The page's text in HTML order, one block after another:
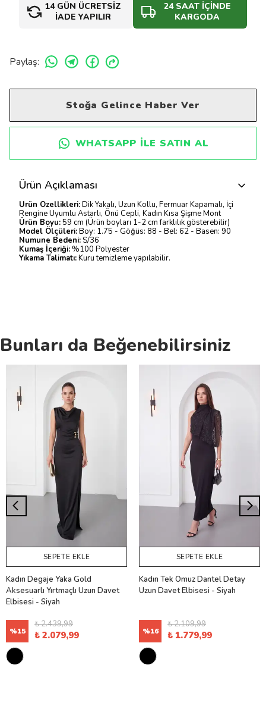
14 GÜN ÜCRETSİZ
İADE YAPILIR
24 SAAT İÇİNDE
KARGODA
Paylaş:
Stoğa Gelince Haber Ver
WHATSAPP ILE SATIN AL
Ürün Açıklaması
Ürün Özellikleri:Dik Yakalı, Uzun Kollu, Fermuar Kapamalı, İçi
Rengine Uyumlu Astarlı, Önü Cepli, Kadın Kısa Şişme Mont
Ürün Boyu:59 cm (Ürün boyları 1-2 cm farklılık gösterebilir)
Model Ölçüleri:Boy: 1.75 - Göğüs: 88 - Bel: 62 - Basen: 90
Numune Bedeni: S/36
Kumaş İçeriği: %100 Polyester
Yıkama Talimatı:Kuru temizleme yapılabilir.
Bunları da Beğenebilirsiniz
SEPETE EKLE
Kadın Degaje Yaka Gold
Aksesuarlı Yırtmaçlı Uzun Davet
Elbisesi - Siyah
%15
₺ 2.439,99
₺ 2.079,99
SEPETE EKLE
Kadın Tek Omuz Dantel Detay
Uzun Davet Elbisesi - Siyah
%16
₺ 2.109,99
₺ 1.779,99